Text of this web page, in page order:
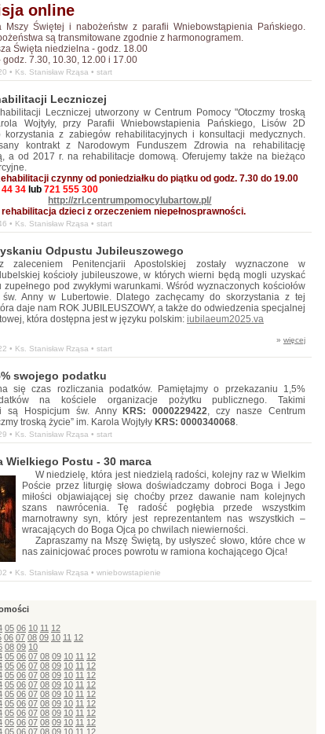
online
Mszy Świętej i nabożeństw z parafii Wniebowstąpienia Pańskiego.
są transmitowane zgodnie z harmonogramem.
Święta niedzielna - godz. 18.00
godz. 7.30, 10.30, 12.00 i 17.00
• Ks. Stanisław Rząsa • start
Leczniczej
Leczniczej utworzony w Centrum Pomocy "Otoczmy troską
Wojtyły, przy Parafii Wniebowstapienia Pańskiego, Lisów 2D
korzystania z zabiegów rehabilitacyjnych i konsultacji medycznych.
kontrakt z Narodowym Funduszem Zdrowia na rehabilitację
a od 2017 r. na rehabilitacje domową. Oferujemy także na bieżąco
czynny od poniedziałku do piątku od godz. 7.30 do 19.00
34 lub 721 555 300
http://zrl.centrumpomocylubartow.pl/
rehabilitacja dzieci z orzeczeniem niepełnosprawności.
• Ks. Stanisław Rząsa • start
Odpustu Jubileuszowego
zaleceniem Penitencjarii Apostolskiej zostały wyznaczone w
kościoły jubileuszowe, w których wierni będą mogli uzyskać
zupełnego pod zwykłymi warunkami. Wśród wyznaczonych kościołów
Anny w Lubertowie. Dlatego zachęcamy do skorzystania z tej
daje nam ROK JUBILEUSZOWY, a także do odwiedzenia specjalnej
która dostępna jest w języku polskim: iubilaeum2025.va
» więcej
• Ks. Stanisław Rząsa • start
swojego podatku
się czas rozliczania podatków. Pamiętajmy o przekazaniu 1,5%
na kościele organizacje pożytku publicznego. Takimi
są Hospicjum św. Anny
KRS: 0000229422, czy nasze Centrum
troską życie” im. Karola Wojtyły KRS: 0000340068.
• Ks. Stanisław Rząsa • start
Wielkiego Postu - 30 marca
W niedzielę, która jest niedzielą radości, kolejny raz w Wielkim
Poście przez liturgię słowa doświadczamy dobroci Boga i Jego
miłości objawiającej się choćby przez dawanie nam kolejnych
szans nawrócenia. Tę radość pogłębia przede wszystkim
marnotrawny syn, który jest reprezentantem nas wszystkich –
wracających do Boga Ojca po chwilach niewierności.
Zapraszamy na Mszę Świętą, by usłyszeć słowo, które chce w
nas zainicjować proces powrotu w ramiona kochającego Ojca!
• Ks. Stanisław Rząsa • wniebowstapienie
05 06 10 11 12
06 07 08 09 10 11 12
08 09 10
05 06 07 08 09 10 11 12
05 06 07 08 09 10 11 12
05 06 07 08 09 10 11 12
05 06 07 08 09 10 11 12
05 06 07 08 09 10 11 12
05 06 07 08 09 10 11 12
05 06 07 08 09 10 11 12
05 06 07 08 09 10 11 12
05 06 07 08 09 10 11 12